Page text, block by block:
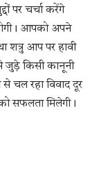
पर चर्चा करेंगे
आपको अपने
शत्रु आप पर हावी
जुड़े किसी कानूनी
चल रहा विवाद दूर
सफलता मिलेगी।